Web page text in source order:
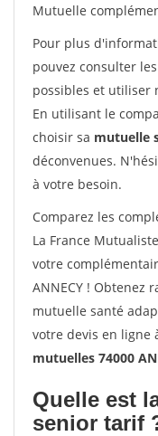
Mutuelle
Pour plus
pouvez consulter
possibles et utiliser
En utilisant le
choisir sa mutuelle
déconvenues.
à votre besoin.
Comparez les
La France
votre
ANNECY ! Obtenez
mutuelle santé
votre devis en ligne
mutuelles 74000
Quelle est
senior tarif